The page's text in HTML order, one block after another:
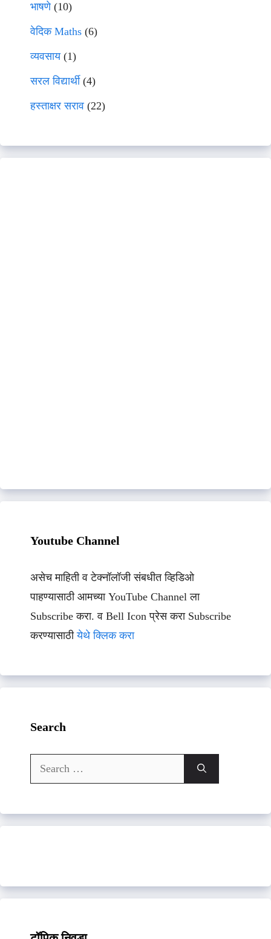
भाषणे(10)
वेदिक Maths (6)
व्यवसाय(1)
सरल विद्यार्थी(4)
हस्ताक्षर सराव (22)
Youtube Channel
असेच माहिती व टेक्नॉलॉजी संबधीत व्हिडिओ
पाहण्यासाठी आमच्या YouTube Channel ला
Subscribe करा. व Bell Icon प्रेस करा Subscribe
करण्यासाठीयेथे क्लिक करा
Search
Search
for: